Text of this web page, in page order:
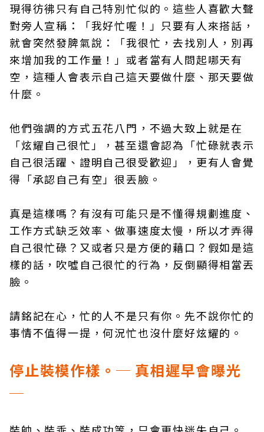
現得彷彿只有自己特別忙似的。這些人喜歡大聲
對旁人宣稱：「我好忙喔！」只要有人來搭話，
就會突然發脾氣說：「我很忙，去找別人，別再
來增加我的工作量！」或者當有人問起哪天有
空，這種人會表示自己這天要做什麼、那天要做
什麼。
他們強調的方式五花八門，不過大致上就是在
「炫耀自己很忙」，甚至還會認為「忙碌就表示
自己很活躍、證明自己很受歡迎」，更有人會覺
得「承認自己有空」很丟臉。
真是這樣嗎？有沒有可能只是不懂得規劃進度、
工作方式缺乏效率、做事速度太慢，所以才弄得
自己很忙碌？又或者只是方便的藉口？假如是這
樣的話，吹噓自己很忙的行為，反倒顯得相當丟
臉。
請銘記在心，忙的人不是只有你。先不說你忙的
事情不值得一提，何況忙也沒什麼好炫耀的。
停止裝模作樣。─ 真相遲早會曝光
─